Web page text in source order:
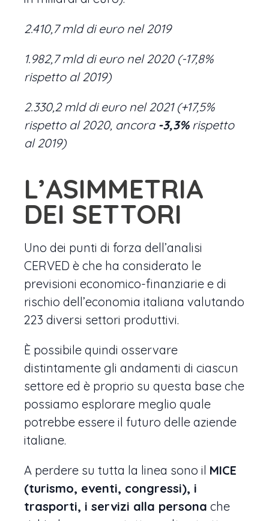
2.410,7 mld di euro nel 2019
1.982,7 mld di euro nel 2020 (-17,8%
rispetto al 2019)
2.330,2 mld di euro nel 2021 (+17,5%
rispetto al 2020, ancora -3,3%rispetto
al 2019)
L’ASIMMETRIA
DEI SETTORI
Uno dei punti di forza dell’analisi
CERVED è che ha considerato le
previsioni economico-finanziarie e di
rischio dell’economia italiana valutando
223 diversi settori produttivi.
È possibile quindi osservare
distintamente gli andamenti di ciascun
settore ed è proprio su questa base che
possiamo esplorare meglio quale
potrebbe essere il futuro delle aziende
italiane.
A perdere su tutta la linea sono il MICE
(turismo, eventi, congressi), i
trasporti, i servizi alla persona che